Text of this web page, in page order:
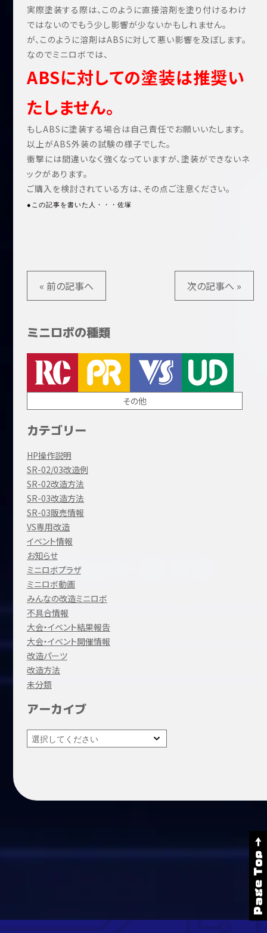
実際塗装する際は、このように直接溶剤を塗り付けるわけ
ではないのでもう少し影響が少ないかもしれません。
が、このように溶剤はABSに対して悪い影響を及ぼします。
なのでミニロボでは、
ABSに対しての塗装は推奨い
たしません。
もしABSに塗装する場合は自己責任でお願いいたします。
以上がABS外装の試験の様子でした。
衝撃には間違いなく強くなっていますが、塗装ができないネ
ックがあります。
ご購入を検討されている方は、その点ご注意ください。
●この記事を書いた人・・・佐塚
« 前の記事へ 次の記事へ »
ミニロボの種類
その他
カテゴリー
HP操作説明
SR-02/03改造例
SR-02改造方法
SR-03改造方法
SR-03販売情報
VS専用改造
イベント情報
お知らせ
ミニロボプラザ
ミニロボ動画
みんなの改造ミニロボ
不具合情報
大会・イベント結果報告
大会・イベント開催情報
改造パーツ
改造方法
未分類
アーカイブ
Page Top →